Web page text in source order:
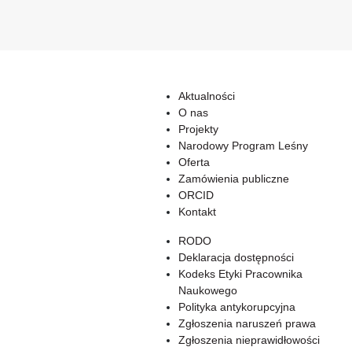
Aktualności
O nas
Projekty
Narodowy Program Leśny
Oferta
Zamówienia publiczne
ORCID
Kontakt
RODO
Deklaracja dostępności
Kodeks Etyki Pracownika
Naukowego
Polityka antykorupcyjna
Zgłoszenia naruszeń prawa
Zgłoszenia nieprawidłowości